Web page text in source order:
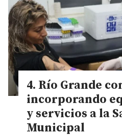
Río Grande
incorporando
y servicios a la
Municipal